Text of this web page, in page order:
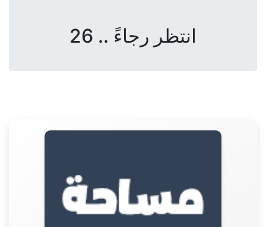
انتظر رجاءً .. 26